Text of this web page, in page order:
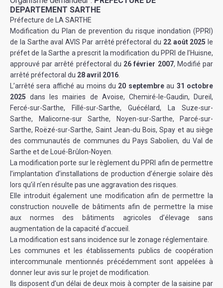
DEPARTEMENT SARTHE
Préfecture de LA SARTHE
Modification du Plan de prevention du risque inondation (PPRI)
de la Sarthe aval AVIS Par arrêté préfectoral du 22 août 2025 le
préfet de la Sarthe a prescrit la modification du PPRI de l’Huisne,
approuvé par arrêté préfectoral du 26 février 2007, Modifié par
arrêté préfectoral du 28 avril 2016
L’arrêté sera affiché au moins du 20 septembreau 31 octobre
2025 dans les mairies de Avoise, Chemiré-le-Gaudin, Dureil,
Fercé-sur-Sarthe, Fillé-sur-Sarthe, Guécélard, La Suze-sur-
Sarthe, Malicorne-sur Sarthe, Noyen-sur-Sarthe, Parcé-sur-
Sarthe, Roëzé-sur-Sarthe, Saint Jean-du Bois, Spay et au siège
des communautés de communes du Pays Sabolien, du Val de
Sarthe et de Loué-Brûlon-Noyen.
La modification porte sur le règlement du PPRI afin de permettre
l’implantation d’installations de production d’énergie solaire dès
lors qu’il n’en résulte pas une aggravation des risques.
Elle introduit également une modification afin de permettre la
construction nouvelle de bâtiments afin de permettre la mise
aux normes des bâtiments agricoles d’élevage sans
augmentation de la capacité d’accueil.
La modification est sans incidence sur le zonage réglementaire.
Les communes et les établissements publics de coopération
intercommunale mentionnés précédemment sont appelées à
donner leur avis sur le projet de modification.
Ils disposent d’un délai de deux mois à compter de la saisine par